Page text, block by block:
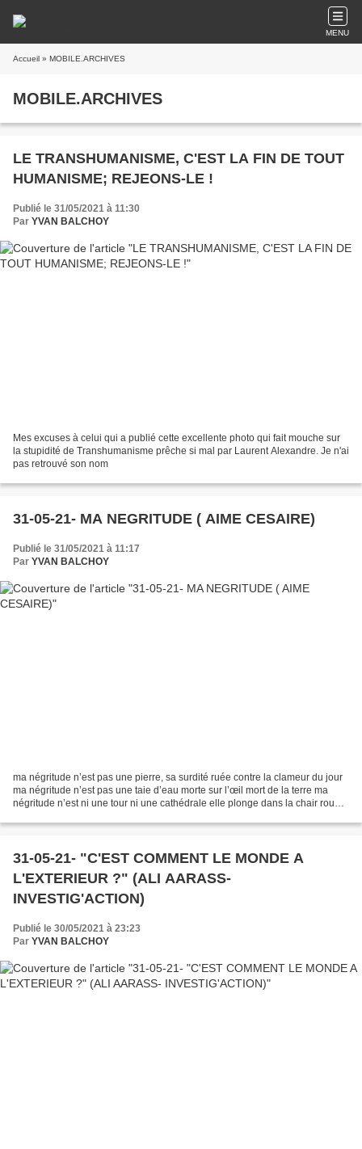
MENU
Accueil » MOBILE.ARCHIVES
MOBILE.ARCHIVES
LE TRANSHUMANISME, C'EST LA FIN DE TOUT
HUMANISME; REJEONS-LE !
Publié le 31/05/2021 à 11:30
Par YVAN BALCHOY
Mes excuses à celui qui a publié cette excellente photo qui fait mouche sur
la stupidité de Transhumanisme prêche si mal par Laurent Alexandre. Je n'ai
pas retrouvé son nom
31-05-21- MA NEGRITUDE ( AIME CESAIRE)
Publié le 31/05/2021 à 11:17
Par YVAN BALCHOY
ma négritude n’est pas une pierre, sa surdité ruée contre la clameur du jour
ma négritude n’est pas une taie d’eau morte sur l’œil mort de la terre ma
négritude n’est ni une tour ni une cathédrale elle plonge dans la chair rouge
31-05-21- "C'EST COMMENT LE MONDE A
L'EXTERIEUR ?" (ALI AARASS-
INVESTIG'ACTION)
Publié le 30/05/2021 à 23:23
Par YVAN BALCHOY